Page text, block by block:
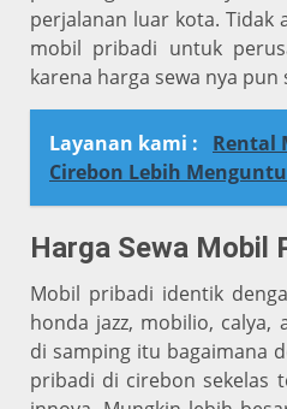
perjalanan luar kota. Tidak
mobil pribadi untuk
karena harga sewa nya pun
Layanan kami :
Rental
Cirebon Lebih
Harga Sewa Mobil
Mobil pribadi identik
honda jazz, mobilio, calya,
di samping itu bagaimana
pribadi di cirebon sekelas